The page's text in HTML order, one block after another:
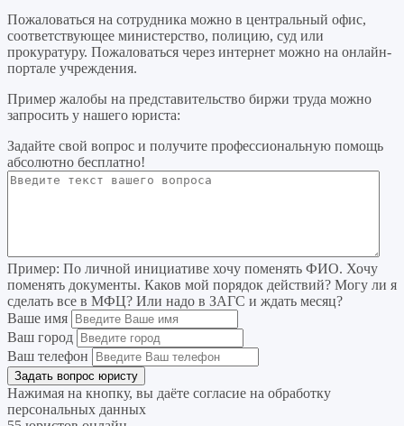
Пожаловаться на сотрудника можно в центральный офис,
соответствующее министерство, полицию, суд или
прокуратуру. Пожаловаться через интернет можно на онлайн-
портале учреждения.
Пример жалобы на представительство биржи труда можно
запросить у нашего юриста:
Задайте свой вопрос и получите профессиональную помощь
абсолютно бесплатно!
Пример: По личной инициативе хочу поменять ФИО. Хочу
поменять документы. Каков мой порядок действий? Могу ли я
сделать все в МФЦ? Или надо в ЗАГС и ждать месяц?
Ваше имя
Ваш город
Ваш телефон
Нажимая на кнопку, вы даёте согласие на обработку
персональных данных